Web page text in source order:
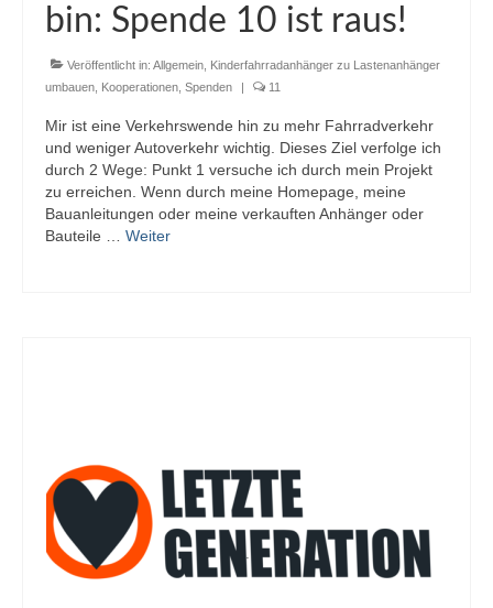
bin: Spende 10 ist raus!
Veröffentlicht in: Allgemein Kinderfahrradanhänger zu Lastenanhänger
umbauen Kooperationen Spenden | 11
Mir ist eine Verkehrswende hin zu mehr Fahrradverkehr
und weniger Autoverkehr wichtig. Dieses Ziel verfolge ich
durch 2 Wege: Punkt 1 versuche ich durch mein Projekt
zu erreichen. Wenn durch meine Homepage, meine
Bauanleitungen oder meine verkauften Anhänger oder
Bauteile … Weiter